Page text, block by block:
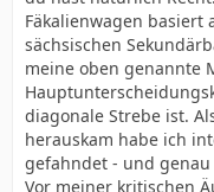
Fäkalienwagen basiert
sächsischen
meine oben genannte
diagonale Strebe ist.
herauskam habe ich
gefahndet - und
Vor meiner kritischen